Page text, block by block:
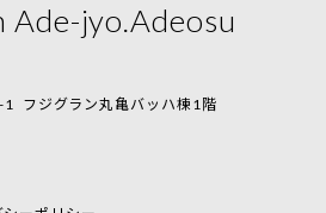
Ade-jyo.Adeosu
1 フジグラン丸亀バッハ棟1階